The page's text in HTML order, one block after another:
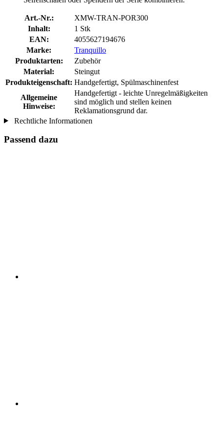
Art.-Nr.:
XMW-TRAN-POR300
Inhalt:
1 Stk
EAN:
4055627194676
Marke:
Tranquillo
Produktarten:
Zubehör
Material:
Steingut
Produkteigenschaft: Handgefertigt, Spülmaschinenfest
Allgemeine
Hinweise:
Handgefertigt - leichte Unregelmäßigkeiten
sind möglich und stellen keinen
Reklamationsgrund dar.
Rechtliche Informationen
Passend dazu